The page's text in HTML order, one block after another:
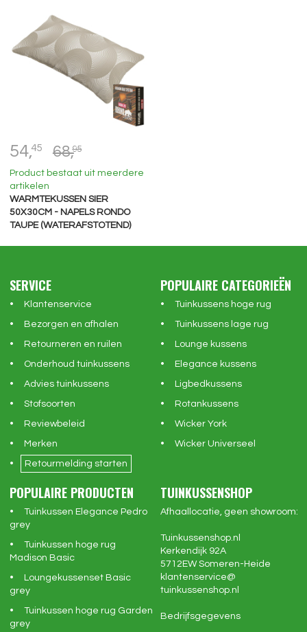
54,45 68,95
Product bestaat uit meerdere
artikelen
WARMTEKUSSEN SIER
50X30CM - NAPELS RONDO
TAUPE (WATERAFSTOTEND)
SERVICE
Klantenservice
Bezorgen en afhalen
Retourneren en ruilen
Onderhoud tuinkussens
Advies tuinkussens
Stofsoorten
Reviewbeleid
Merken
Retourmelding starten
POPULAIRE CATEGORIEËN
Tuinkussens hoge rug
Tuinkussens lage rug
Lounge kussens
Elegance kussens
Ligbedkussens
Rotankussens
Wicker York
Wicker Universeel
POPULAIRE PRODUCTEN
Tuinkussen Elegance Pedro
grey
Tuinkussen hoge rug
Madison Basic
Loungekussenset Basic
grey
Tuinkussen hoge rug Garden
grey
TUINKUSSENSHOP
Afhaallocatie, geen showroom:
Tuinkussenshop.nl
Kerkendijk 92A
5712EW Someren-Heide
klantenservice@
tuinkussenshop.nl
Bedrijfsgegevens